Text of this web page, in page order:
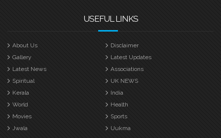
USEFUL LINKS
About Us
Disclaimer
Gallery
Latest Updates
Latest News
Associations
Spiritual
UK NEWS
Kerala
India
World
Health
Movies
Sports
Jwala
Uukma